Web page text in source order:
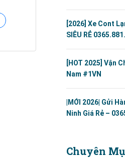
[2026] Xe Cont
SIÊU RẺ
[HOT 2025] Vận
Nam #1VN
|MỚI 2026| Gửi
Ninh Giá Rẻ –
Chuyên